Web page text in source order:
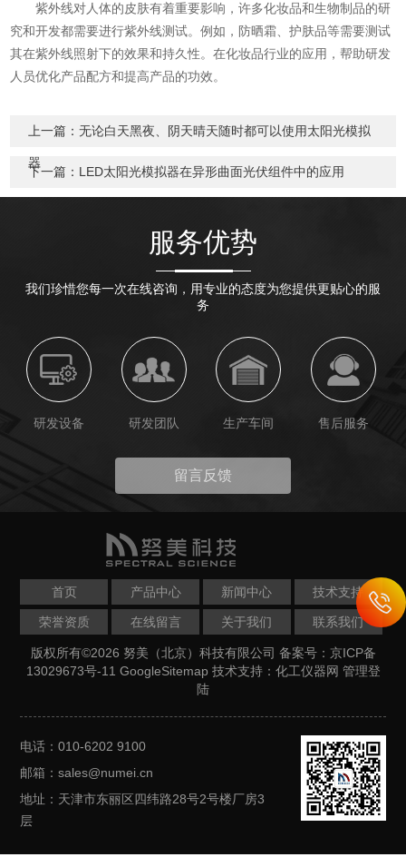
紫外线对人体的皮肤有着重要影响，许多化妆品和生物制品的研
究和开发都需要进行紫外线测试。例如，防晒霜、护肤品等需要测试
其在紫外线照射下的效果和持久性。在化妆品行业的应用，帮助研发
人员优化产品配方和提高产品的功效。
上一篇：无论白天黑夜、阴天晴天随时都可以使用太阳光模拟
器
下一篇： LED太阳光模拟器在异形曲面光伏组件中的应用
服务优势
我们珍惜您每一次在线咨询，用专业的态度为您提供更贴心的服
务
研发设备 研发团队 生产车间 售后服务
留言反馈
首页 产品中心 新闻中心 技术支持
荣誉资质 在线留言 关于我们 联系我们
版权所有©2026 努美（北京）科技有限公司 备案号：京ICP备
13029673号-11 GoogleSitemap 技术支持： 化工仪器网 管理登
陆
电话：010-6202 9100
邮箱：sales@numei.cn
地址：天津市东丽区四纬路28号2号楼厂房3
层